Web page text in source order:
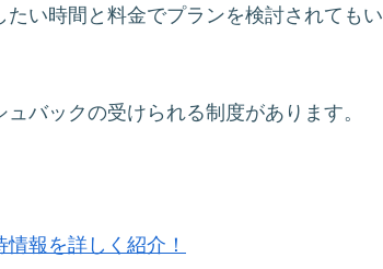
い時間と料金でプランを検討されてもい
バックの受けられる制度があります。
報を詳しく紹介！